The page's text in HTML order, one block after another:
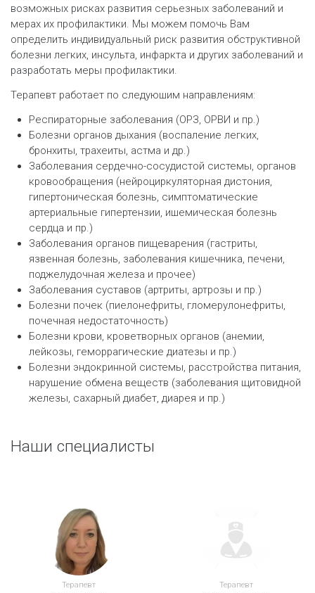
возможных рисках развития серьезных заболеваний и
мерах их профилактики. Мы можем помочь Вам
определить индивидуальный риск развития обструктивной
болезни легких, инсульта, инфаркта и других заболеваний и
разработать меры профилактики.
Терапевт работает по следуюшим направлениям:
Респираторные заболевания (ОРЗ, ОРВИ и пр.)
Болезни органов дыхания (воспаление легких,
бронхиты, трахеиты, астма и др.)
Заболевания сердечно-сосудистой системы, органов
кровообращения (нейроциркуляторная дистония,
гипертоническая болезнь, симптоматические
артериальные гипертензии, ишемическая болезнь
сердца и пр.)
Заболевания органов пищеварения (гастриты,
язвенная болезнь, заболевания кишечника, печени,
поджелудочная железа и прочее)
Заболевания суставов (артриты, артрозы и пр.)
Болезни почек (пиелонефриты, гломерулонефриты,
почечная недостаточность)
Болезни крови, кроветворных органов (анемии,
лейкозы, геморрагические диатезы и пр.)
Болезни эндокринной системы, расстройства питания,
нарушение обмена веществ (заболевания щитовидной
железы, сахарный диабет, диарея и пр.)
Наши специалисты
Терапевт Терапевт